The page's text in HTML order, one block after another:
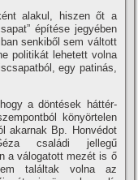
alakul, hiszen őt a
épí­tése jegyében
senkiből sem váltott
politi­kát lehetett volna
egy patinás,
a döntések háttér­
könyörtelen
akarnak Bp. Honvédot
csalá­di jellegű
a válogatott mezét is ő
találtak volna az